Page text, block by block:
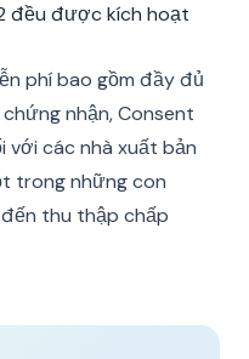
đều được kích hoạt
phí bao gồm đầy đủ
nhận, Consent
với các nhà xuất bản
trong những con
thu thập chấp